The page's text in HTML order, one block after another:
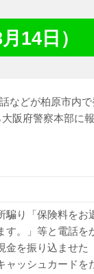
14日）
などが柏原市内
阪府警察本部に
騙り「保険料をお
す。」等と電話を
金を振り込ませた
ャッシュカードを